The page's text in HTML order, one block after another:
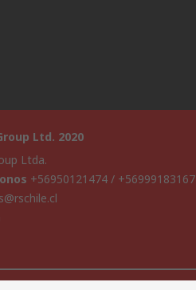
Ltd. 2020
Ltda.
+56950121474 / +56999183167